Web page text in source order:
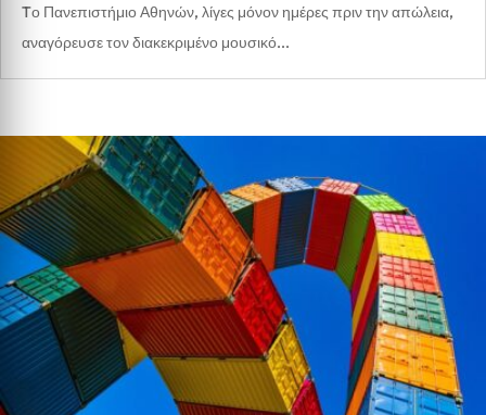
Tο Πανεπιστήμιο Αθηνών, λίγες μόνον ημέρες πριν την απώλεια,
αναγόρευσε τον διακεκριμένο μουσικό...